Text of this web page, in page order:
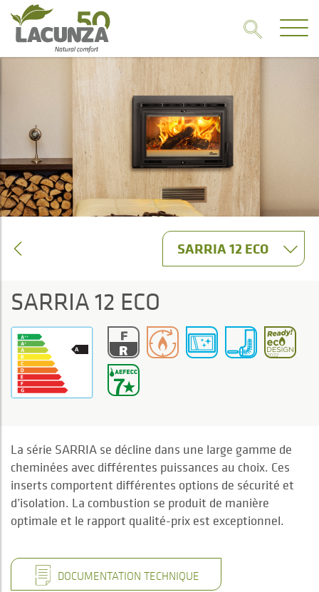
SARRIA 12 ECO
SARRIA 12 ECO
La série SARRIA se décline dans une large gamme de
cheminées avec différentes puissances au choix. Ces
inserts comportent différentes options de sécurité et
d’isolation. La combustion se produit de manière
optimale et le rapport qualité-prix est exceptionnel.
DOCUMENTATION TECHNIQUE